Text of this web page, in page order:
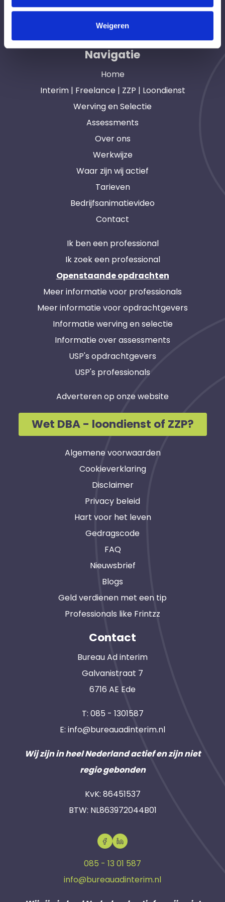
Weigeren
opdrachtgevers en interim, freelance en ZZP
professionals in heel Nederland. Ook loondienst.
Navigatie
Home
Interim | Freelance | ZZP | Loondienst
Werving en Selectie
Assessments
Over ons
Werkwijze
Waar zijn wij actief
Tarieven
Bedrijfsanimatievideo
Contact
Ik ben een professional
Ik zoek een professional
Openstaande opdrachten
Meer informatie voor professionals
Meer informatie voor opdrachtgevers
Informatie werving en selectie
Informatie over assessments
USP's opdrachtgevers
USP's professionals
Adverteren op onze website
Wet DBA - loondienst of ZZP?
Algemene voorwaarden
Cookieverklaring
Disclaimer
Privacy beleid
Hart voor het leven
Gedragscode
FAQ
Nieuwsbrief
Blogs
Geld verdienen met een tip
Professionals like Frintzz
Contact
Bureau Ad interim
Galvanistraat 7
6716 AE Ede
T: 085 - 1301587
E: info@bureauadinterim.nl
Wij zijn in heel Nederland actief en zijn niet
regio gebonden
KvK: 86451537
BTW: NL863972044B01
085 - 13 01 587
info@bureauadinterim.nl